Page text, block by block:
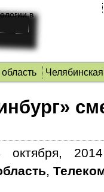
октября,
,